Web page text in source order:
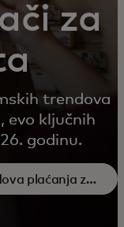
za
trendova
evo ključnih
godinu.
plaćanja za